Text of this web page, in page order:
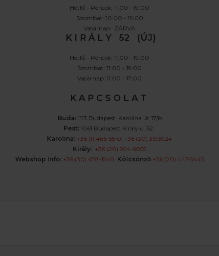
Hétfő - Péntek: 11:00 - 19:00
Szombat: 10:00 - 19:00
Vasárnap: ZÁRVA
K I R Á L Y 52 (ÚJ)
Hétfő - Péntek: 11:00 - 19:00
Szombat: 11:00 - 19:00
Vasárnap: 11:00 - 17:00
K A P C S O L A T
Buda: 1113 Budapest, Karolina út 17/b
Pest: 1061 Budapest Király u. 52.
Karolina: +36 (1) 466-5510, +36 (30) 3193924
Király: +36 (20) 954-6055
Webshop Info: +36 (30) 478-1540, Kölcsönző +36 (20) 447-5445